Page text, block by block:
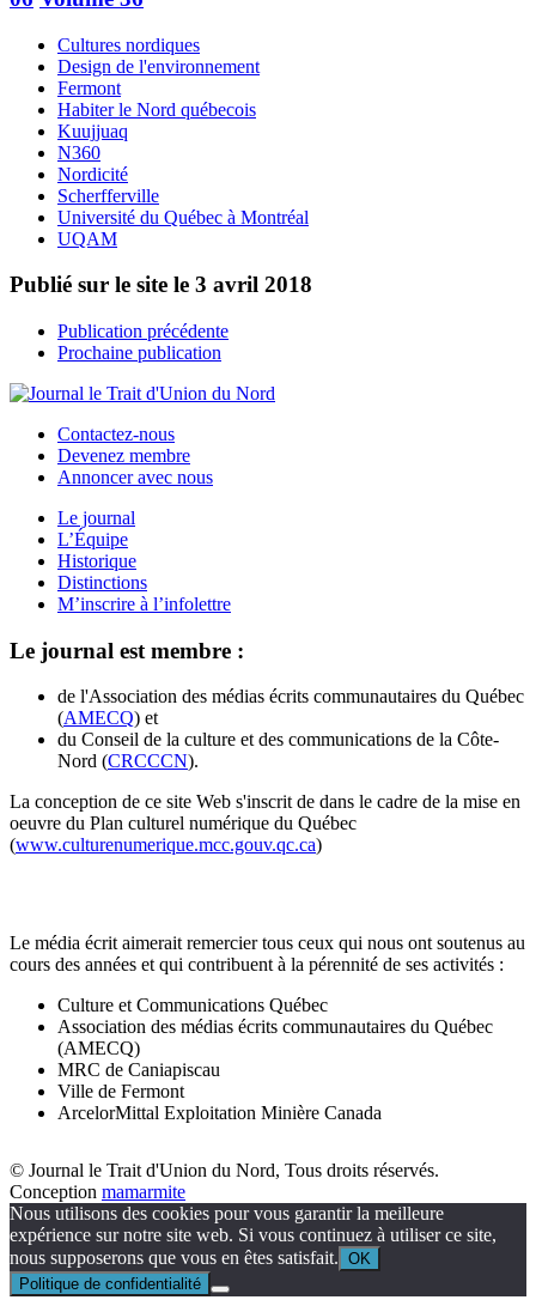
Cultures nordiques
Design de l'environnement
Fermont
Habiter le Nord québecois
Kuujjuaq
N360
Nordicité
Scherfferville
Université du Québec à Montréal
UQAM
Publié sur le site le 3 avril 2018
Publication précédente
Prochaine publication
Contactez-nous
Devenez membre
Annoncer avec nous
Le journal
L’Équipe
Historique
Distinctions
M’inscrire à l’infolettre
Le journal est membre :
de l'Association des médias écrits communautaires du Québec
(AMECQ) et
du Conseil de la culture et des communications de la Côte-
Nord (CRCCCN).
La conception de ce site Web s'inscrit de dans le cadre de la mise en
oeuvre du Plan culturel numérique du Québec
(www.culturenumerique.mcc.gouv.qc.ca)
Le média écrit aimerait remercier tous ceux qui nous ont soutenus au
cours des années et qui contribuent à la pérennité de ses activités :
Culture et Communications Québec
Association des médias écrits communautaires du Québec
(AMECQ)
MRC de Caniapiscau
Ville de Fermont
ArcelorMittal Exploitation Minière Canada
© Journal le Trait d'Union du Nord, Tous droits réservés.
Conception mamarmite
Nous utilisons des cookies pour vous garantir la meilleure
expérience sur notre site web. Si vous continuez à utiliser ce site,
nous supposerons que vous en êtes satisfait. OK
Politique de confidentialité